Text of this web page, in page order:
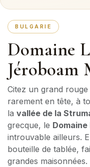
BULGARIE
Domaine
Jéroboam
Citez un grand
rarement en tête, à
la vallée de la
grecque, le
introuvable ailleurs.
bouteille de tablée,
grandes maisonnées.